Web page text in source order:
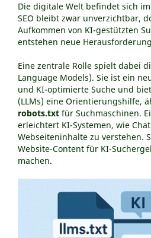
SEO-Tipps
Ratgeber
Was ist KI-SEO?
llms.txt-Datei - KI-
Barrierefreie
Interne
Keyworddichte
Nutzerverhalten
Homepage selber
Wie arbeiten
Über uns
Die digitale Welt befindet sich
SEO bleibt zwar unverzichtbar,
Aufkommen von KI-gestützten
entstehen neue
Eine zentrale Rolle spielt dabei
Language Models). Sie ist ein
und KI-optimierte Suche und
(LLMs) eine Orientierungshilfe,
robots.txt für Suchmaschinen.
erleichtert KI-Systemen, wie
Webseiteninhalte zu verstehen.
Website-Content für KI-
machen.